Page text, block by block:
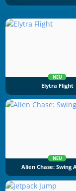
NEU
Elytra Flight
NEU
Alien Chase: Swing